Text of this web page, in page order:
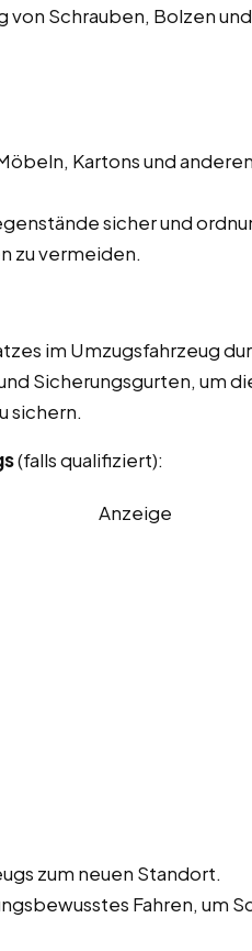
Schrauben, Bolzen
Kartons und
sicher und
zu vermeiden.
im Umzugsfahrzeug
Sicherungsgurten, um
sichern.
(falls qualifiziert):
Anzeige
zum neuen Standort.
Fahren, um